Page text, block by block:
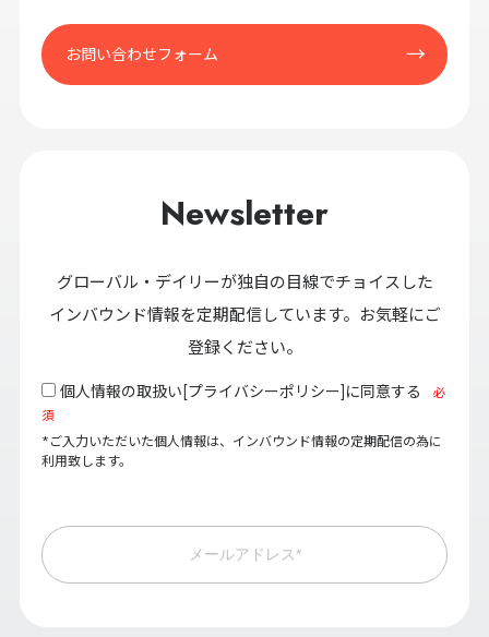
お問い合わせフォーム
Newsletter
グローバル・デイリーが独自の目線でチョイスした
インバウンド情報を定期配信しています。お気軽にご
登録ください。
個人情報の取扱い[プライバシーポリシー]に同意する
必
須
*ご入力いただいた個人情報は、インバウンド情報の定期配信の為に
利用致します。
メールアドレス*